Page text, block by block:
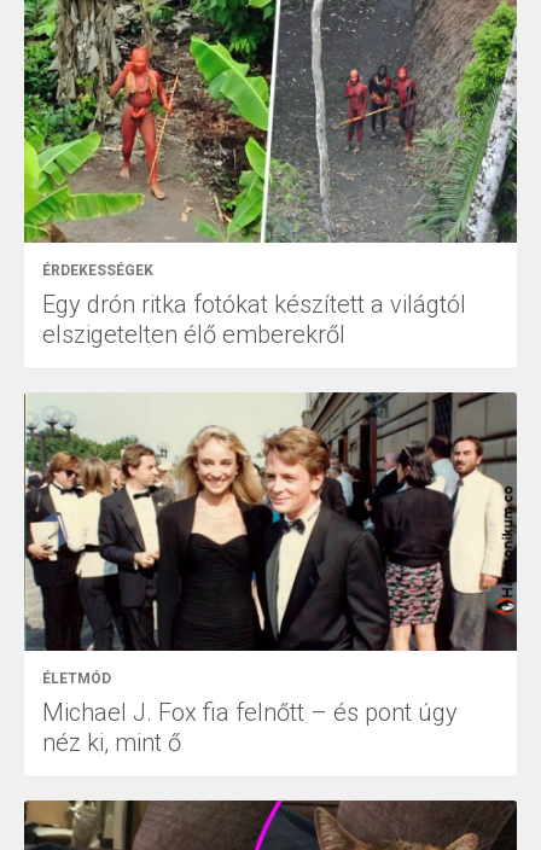
ÉRDEKESSÉGEK
Egy drón ritka fotókat készített a világtól
elszigetelten élő emberekről
ÉLETMÓD
Michael J. Fox fia felnőtt – és pont úgy
néz ki, mint ő